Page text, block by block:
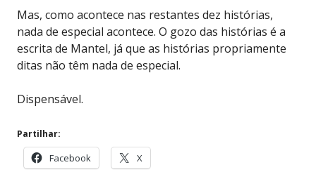
Mas, como acontece nas restantes dez histórias,
nada de especial acontece. O gozo das histórias é a
escrita de Mantel, já que as histórias propriamente
ditas não têm nada de especial.
Dispensável.
Partilhar:
Facebook X